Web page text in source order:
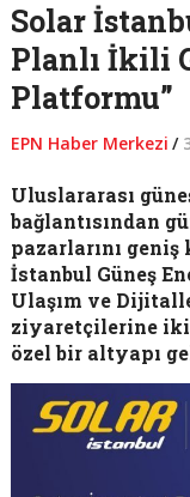
Solar
Planlı İkili
Platformu”
EPN Haber Merkezi /
Uluslararası
bağlantısından
pazarlarını
İstanbul Güneş
Ulaşım ve
ziyaretçilerine
özel bir altyapı